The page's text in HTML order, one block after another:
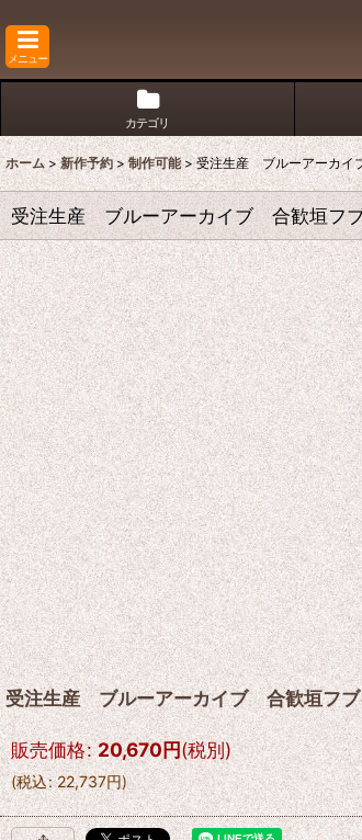
メニュー
カテゴリ
ホーム > 新作予約 > 制作可能 > 受注生産 ブルーアーカ
受注生産 ブルーアーカイブ 合歓垣
受注生産 ブルーアーカイブ 合歓垣フ
販売価格: 20,670円(税別)
(税込: 22,737円)